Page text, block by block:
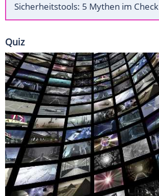
Sicherheitstools: 5 Mythen im Check
Quiz